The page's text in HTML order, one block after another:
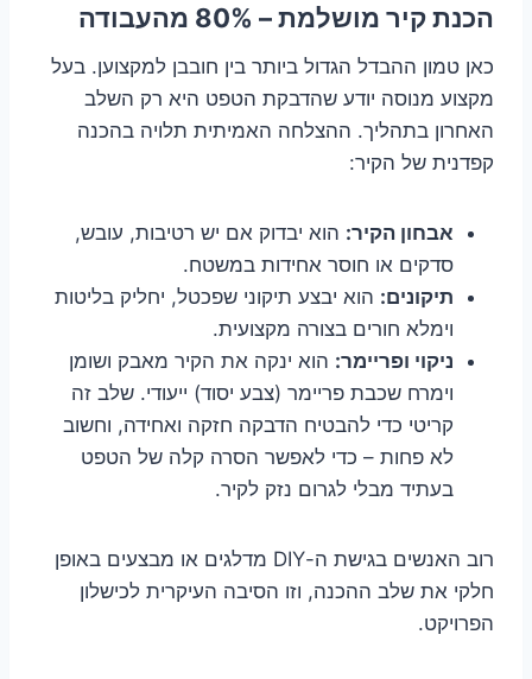
הכנת קיר מושלמת – 80% מהעבודה
כאן טמון ההבדל הגדול ביותר בין חובבן למקצוען. בעל
מקצוע מנוסה יודע שהדבקת הטפט היא רק השלב
האחרון בתהליך. ההצלחה האמיתית תלויה בהכנה
קפדנית של הקיר:
אבחון הקיר: הוא יבדוק אם יש רטיבות, עובש,
סדקים או חוסר אחידות במשטח.
תיקונים: הוא יבצע תיקוני שפכטל, יחליק בליטות
וימלא חורים בצורה מקצועית.
ניקוי ופריימר: הוא ינקה את הקיר מאבק ושומן
וימרח שכבת פריימר (צבע יסוד) ייעודי. שלב זה
קריטי כדי להבטיח הדבקה חזקה ואחידה, וחשוב
לא פחות – כדי לאפשר הסרה קלה של הטפט
בעתיד מבלי לגרום נזק לקיר.
רוב האנשים בגישת ה-DIY מדלגים או מבצעים באופן
חלקי את שלב ההכנה, וזו הסיבה העיקרית לכישלון
הפרויקט.